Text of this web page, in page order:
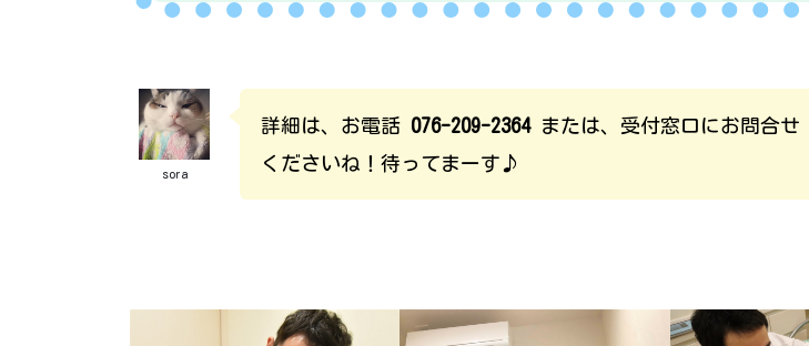
sora
詳細は、お電話 076-209-2364または、受付窓口にお問合せ
くださいね！待ってまーす♪